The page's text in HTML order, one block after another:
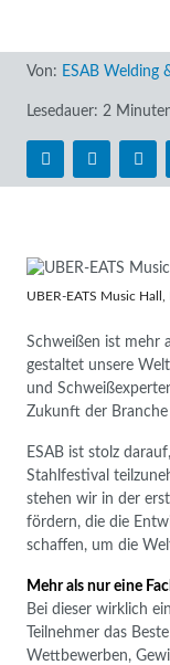
Von: ESAB Welding
Lesedauer: 2
UBER-EATS Music
Schweißen ist mehr
gestaltet unsere
und
Zukunft der Branche
ESAB ist stolz
Stahlfestival
stehen wir in der
fördern, die die
schaffen, um die
Mehr als nur eine
Bei dieser wirklich
Teilnehmer das
Wettbewerben,